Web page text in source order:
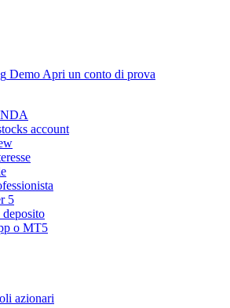
Demo Apri un conto di prova
account
5
o MT5
azionari